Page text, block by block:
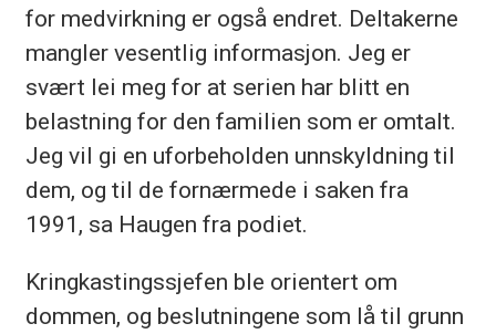
for medvirkning er også endret. Deltakerne
mangler vesentlig informasjon. Jeg er
svært lei meg for at serien har blitt en
belastning for den familien som er omtalt.
Jeg vil gi en uforbeholden unnskyldning til
dem, og til de fornærmede i saken fra
1991, sa Haugen fra podiet.
Kringkastingssjefen ble orientert om
dommen, og beslutningene som lå til grunn